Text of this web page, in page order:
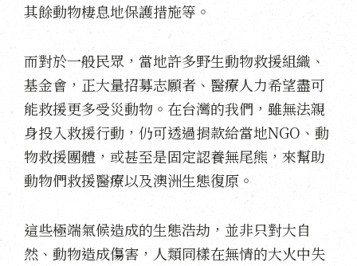
其餘動物棲息地保護措施等。
而對於一般民眾，當地許多野生動物救援組織、
基金會，正大量招募志願者、醫療人力希望盡可
能救援更多受災動物。在台灣的我們，雖無法親
身投入救援行動，仍可透過捐款給當地NGO、動
物救援團體，或甚至是固定認養無尾熊，來幫助
動物們救援醫療以及澳洲生態復原。
這些極端氣候造成的生態浩劫，並非只對大自
然、動物造成傷害，人類同樣在無情的大火中失